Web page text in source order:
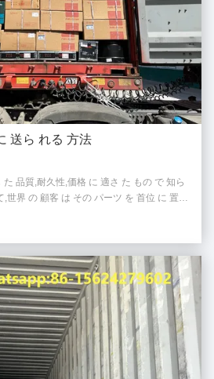
送ら れる 方法
た 品質,耐久性,価格 に 適さ た もの で 知ら
,世界 の 顧客 は その パーツ を 首位 に 置い
格な品質管理措置によって達成されます.
水準を満たしていることを確認するために,
久性は HOWO
重要な利点です. ...